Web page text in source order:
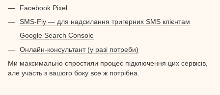
Facebook Pixel
SMS-Fly — для надсилання тригерних SMS клієнтам
Google Search Console
Онлайн-консультант (у разі потреби)
Ми максимально спростили процес підключення цих сервісів,
але участь з вашого боку все ж потрібна.